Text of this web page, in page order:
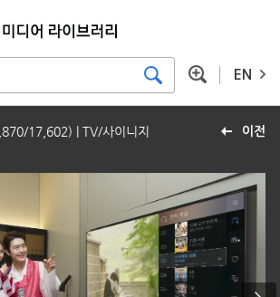
EN
이전
/17,602) | TV/사이니지